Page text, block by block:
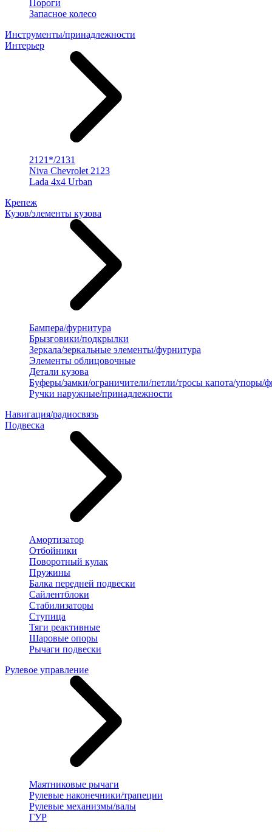
Пороги
Запасное колесо
Инструменты/принадлежности
Интерьер
2121*/2131
Niva Chevrolet 2123
Lada 4x4 Urban
Крепеж
Кузов/элементы кузова
Бампера/фурнитура
Брызговики/подкрылки
Зеркала/зеркальные элементы/фурнитура
Элементы облицовочные
Детали кузова
Буферы/замки/ограничители/петли/тросы капота/упоры/
Ручки наружные/принадлежности
Навигация/радиосвязь
Подвеска
Амортизатор
Отбойники
Поворотный кулак
Пружины
Балка передней подвески
Сайлентблоки
Стабилизаторы
Ступица
Тяги реактивные
Шаровые опоры
Рычаги подвески
Рулевое управление
Маятниковые рычаги
Рулевые наконечники/трапеции
Рулевые механизмы/валы
ГУР